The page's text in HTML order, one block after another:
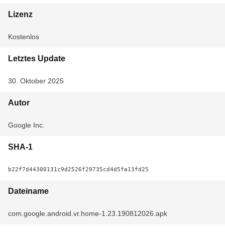
Lizenz
Kostenlos
Letztes Update
30. Oktober 2025
Autor
Google Inc.
SHA-1
b22f7d44300131c9d2526f29735cd4d5fa13fd25
Dateiname
com.google.android.vr.home-1.23.190812026.apk